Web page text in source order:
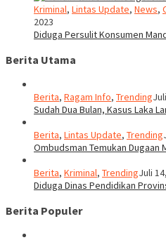
Kriminal, Lintas Update, News,
2023
Diduga Persulit Konsumen
Berita Utama
Berita, Ragam Info, Trending
Sudah Dua Bulan, Kasus Laka
Berita, Lintas Update, Trending
Ombudsman Temukan
Berita, Kriminal, TrendingJuli
Diduga Dinas Pendidikan
Berita Populer